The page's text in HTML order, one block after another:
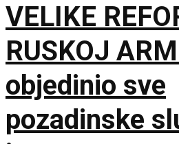
VELIKE
RUSKOJ
objedinio sve
pozadinske